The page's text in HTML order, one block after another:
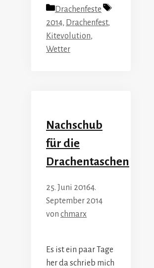
Kategorien
Drachenfeste
Schlagwörter
2014, Drachenfest,
Kitevolution,
Wetter
Nachschub
für die
Drachentaschen
25. Juni 20164.
September 2014
von chmarx
Es ist ein paar Tage
her da schrieb mich